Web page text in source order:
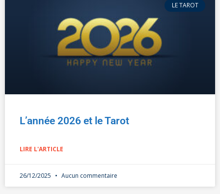
LE TAROT
L’année 2026 et le Tarot
LIRE L'ARTICLE
26/12/2025 Aucun commentaire